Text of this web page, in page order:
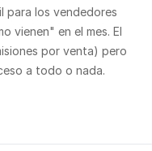
para los vendedores
vienen" en el mes. El
por venta) pero
a todo o nada.